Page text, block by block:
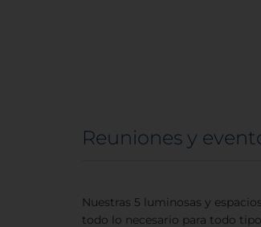
Reuniones y
Nuestras 5 luminosas y
todo lo necesario para todo